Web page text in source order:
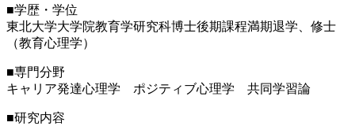
■学歴・学位
東北大学大学院教育学研究科博士後期課程満期退学、修士
（教育心理学）
■専門分野
キャリア発達心理学 ポジティブ心理学 共同学習論
■研究内容